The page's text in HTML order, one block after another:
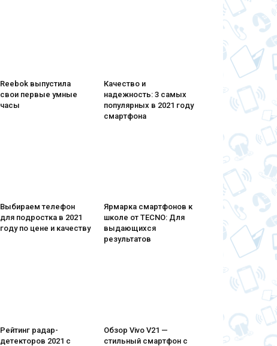
Reebok выпустила
свои первые умные
часы
Качество и
надежность: 3 самых
популярных в 2021 году
смартфона
Выбираем телефон
для подростка в 2021
году по цене и качеству
Ярмарка смартфонов к
школе от TECNO: Для
выдающихся
результатов
Рейтинг радар-
детекторов 2021 с
Обзор Vivo V21 —
стильный смартфон с